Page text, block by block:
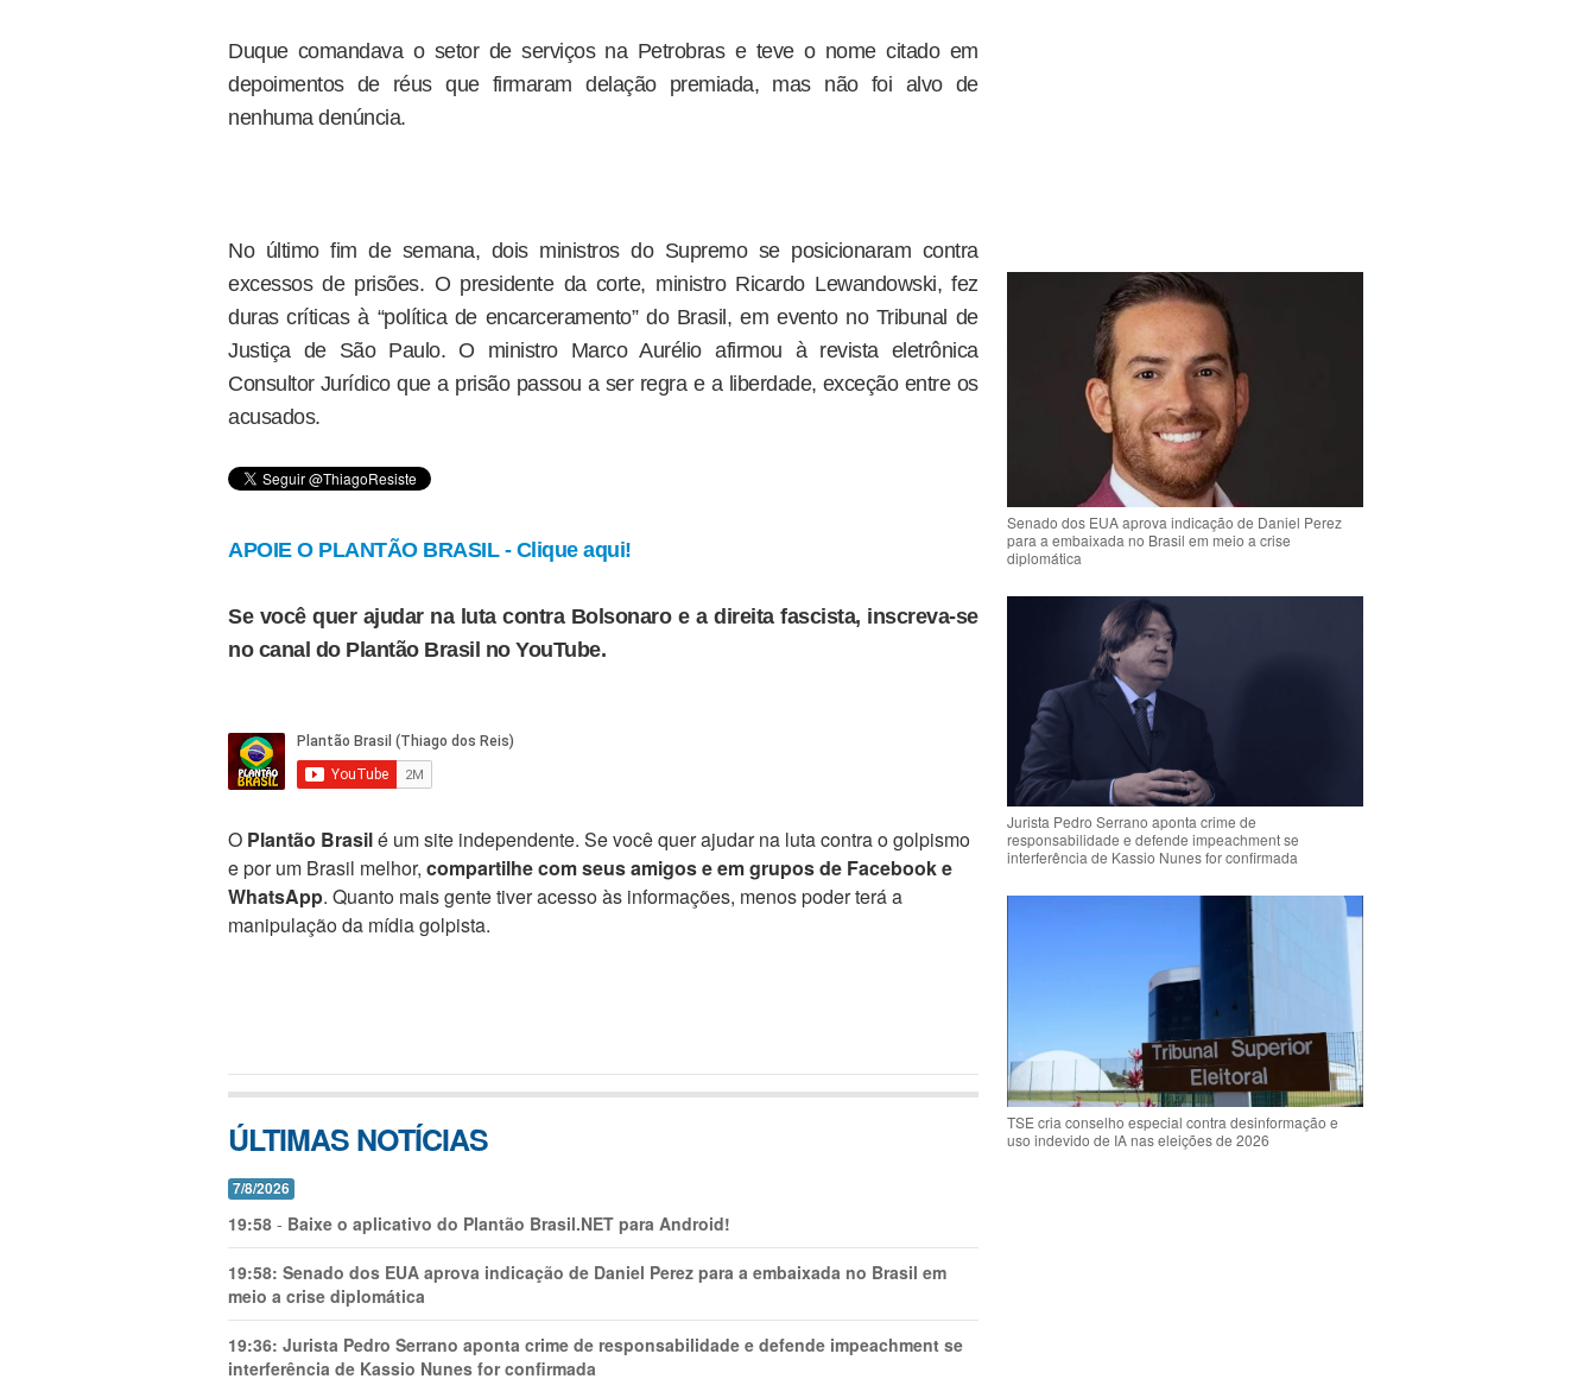
Duque comandava o setor de serviços na Petrobras e teve o nome citado em
depoimentos de réus que firmaram delação premiada, mas não foi alvo de
nenhuma denúncia.
No último fim de semana, dois ministros do Supremo se posicionaram contra
excessos de prisões. O presidente da corte, ministro Ricardo Lewandowski, fez
duras críticas à “política de encarceramento” do Brasil, em evento no Tribunal de
Justiça de São Paulo. O ministro Marco Aurélio afirmou à revista eletrônica
Consultor Jurídico que a prisão passou a ser regra e a liberdade, exceção entre os
acusados.
APOIE O PLANTÃO BRASIL - Clique aqui!
Se você quer ajudar na luta contra Bolsonaro e a direita fascista, inscreva-se
no canal do Plantão Brasil no YouTube.
O Plantão Brasilé um site independente. Se você quer ajudar na luta contra o golpismo
e por um Brasil melhor, compartilhe com seus amigos e em grupos de Facebook e
WhatsApp. Quanto mais gente tiver acesso às informações, menos poder terá a
manipulação da mídia golpista.
ÚLTIMAS NOTÍCIAS
7/8/2026
19:58 - Baixe o aplicativo do Plantão Brasil.NET para Android!
19:58: Senado dos EUA aprova indicação de Daniel Perez para a embaixada no Brasil em
meio a crise diplomática
19:36: Jurista Pedro Serrano aponta crime de responsabilidade e defende impeachment se
interferência de Kassio Nunes for confirmada
Senado dos EUA aprova indicação de Daniel Perez
para a embaixada no Brasil em meio a crise
diplomática
Jurista Pedro Serrano aponta crime de
responsabilidade e defende impeachment se
interferência de Kassio Nunes for confirmada
TSE cria conselho especial contra desinformação e
uso indevido de IA nas eleições de 2026